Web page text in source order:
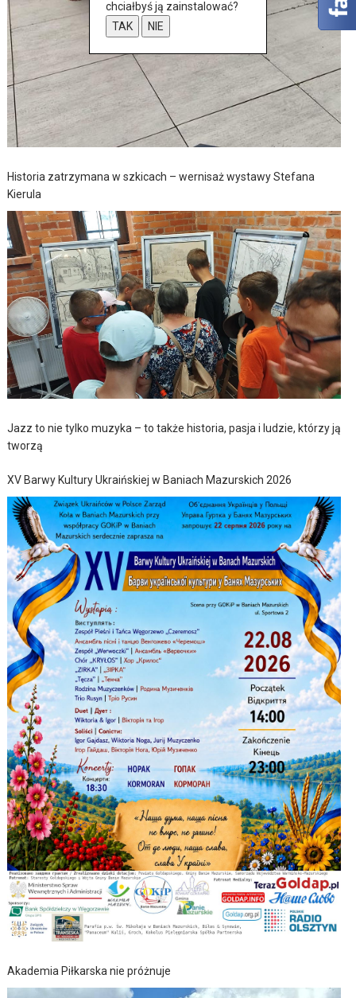
Historia zatrzymana w szkicach – wernisaż wystawy Stefana
Kierula
Jazz to nie tylko muzyka – to także historia, pasja i ludzie, którzy ją
tworzą
XV Barwy Kultury Ukraińskiej w Baniach Mazurskich 2026
Akademia Piłkarska nie próżnuje
chciałbyś ją zainstalować?
TAK
NIE